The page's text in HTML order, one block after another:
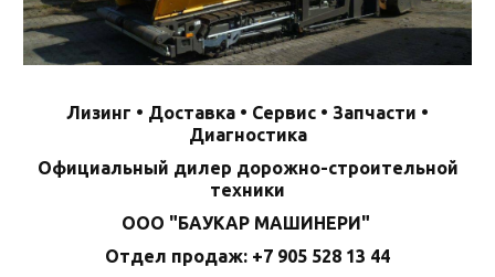
Лизинг • Доставка • Сервис • Запчасти •
Диагностика
Официальный дилер дорожно-строительной
техники
ООО "БАУКАР МАШИНЕРИ"
Отдел продаж: +7 905 528 13 44